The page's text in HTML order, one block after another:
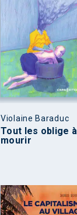
Violaine Baraduc
Tout les oblige à
mourir